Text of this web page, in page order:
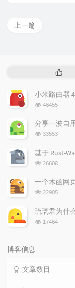
上一篇
文
章
小米路由器
浏
次
数:
46455
浏
次
数:
33553
基于 Rust-
浏
次
数:
26608
一个木函网
浏
次
数:
22905
琉璃君为什
浏
17464
博客信息
文章数目